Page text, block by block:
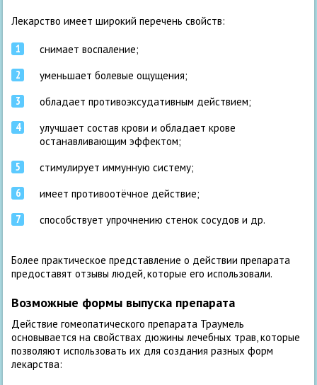
Лекарство имеет широкий перечень свойств:
снимает воспаление;
уменьшает болевые ощущения;
обладает противоэксудативным действием;
улучшает состав крови и обладает крове
останавливающим эффектом;
стимулирует иммунную систему;
имеет противоотёчное действие;
способствует упрочнению стенок сосудов и др.
Более практическое представление о действии препарата
предоставят отзывы людей, которые его использовали.
Возможные формы выпуска препарата
Действие гомеопатического препарата Траумель
основывается на свойствах дюжины лечебных трав, которые
позволяют использовать их для создания разных форм
лекарства: